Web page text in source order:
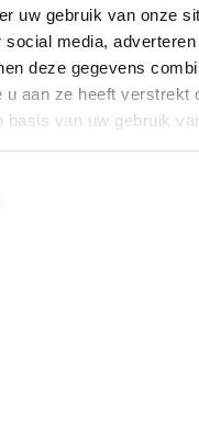
uw gebruik van onze
social media,
deze gegevens
u aan ze heeft verstrekt
basis van uw gebruik
voor 1/2 kuub)